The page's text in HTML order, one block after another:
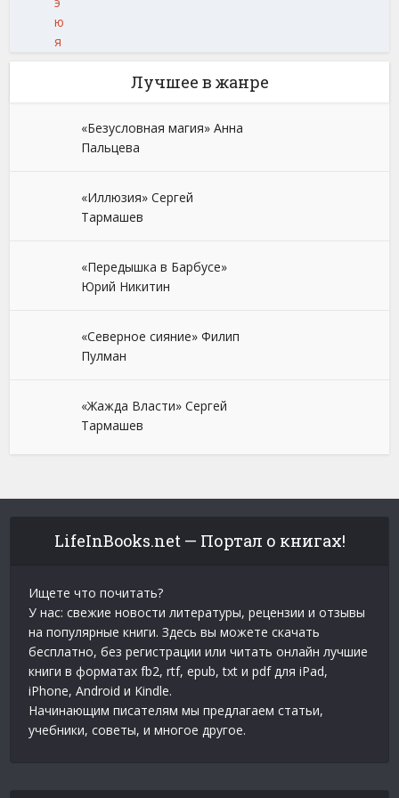
ю
я
Лучшее в жанре
«Безусловная магия» Анна
Пальцева
«Иллюзия» Сергей
Тармашев
«Передышка в Барбусе»
Юрий Никитин
«Северное сияние» Филип
Пулман
«Жажда Власти» Сергей
Тармашев
LifeInBooks.net — Портал о книгах!
Ищете что почитать?
У нас: свежие новости литературы, рецензии и отзывы
на популярные книги. Здесь вы можете скачать
бесплатно, без регистрации или читать онлайн лучшие
книги в форматах fb2, rtf, epub, txt и pdf для iPad,
iPhone, Android и Kindle.
Начинающим писателям мы предлагаем статьи,
учебники, советы, и многое другое.